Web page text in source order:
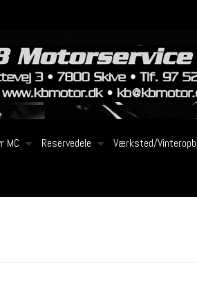
MC Reservedele Værksted/